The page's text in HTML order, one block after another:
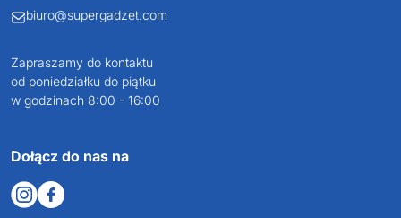
biuro@supergadzet.com
Zapraszamy do kontaktu
od poniedziałku do piątku
w godzinach 8:00 - 16:00
Dołącz do nas na